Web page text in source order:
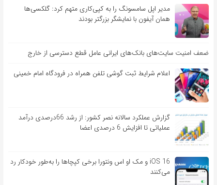
مدیر اپل سامسونگ را به کپی‌کاری متهم کرد: گلکسی‌ها
همان آیفون با نمایشگر بزرگتر بودند
ضعف امنیت سایت‌های بانک‌های ایرانی عامل قطع دسترسی از خارج
اعلام شرایط ثبت گوشی تلفن همراه در فرودگاه امام خمینی
گزارش عملکرد سالانه نصر کشور: از رشد 66درصدی درآمد
عملیاتی تا افزایش 6 درصدی اعضا
iOS 16 و مک او اس ونتورا برخی کپچاها را به‌طور خودکار رد
می‌کنند